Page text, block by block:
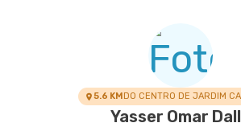
5.6 KMDO CENTRO DE JARDIM
Yasser Omar